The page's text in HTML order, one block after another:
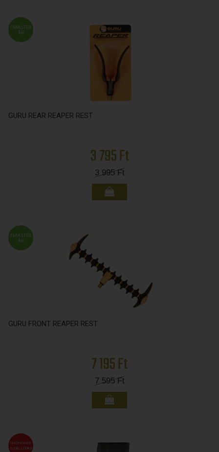
FMASTER
ÁR
GURU REAR REAPER REST
3 795 Ft
3 995Ft
FMASTER
ÁR
GURU FRONT REAPER REST
7 195 Ft
7 595Ft
INGYENES
SZÁLLÍTÁS